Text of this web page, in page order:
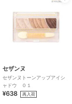
セザンヌ
セザンヌトーンアップアイシ
ャドウ ０１
¥638 再入荷